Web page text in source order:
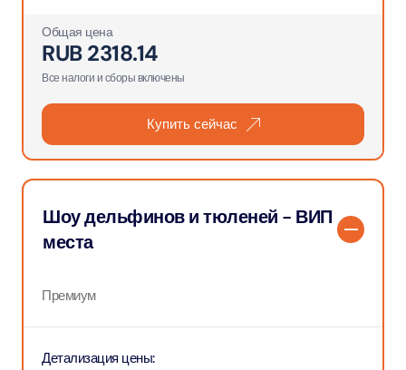
Общая цена
RUB2318.14
Все налоги и сборы включены
Купить сейчас
Шоу дельфинов и тюленей - ВИП
места
Премиум
Детализация цены: